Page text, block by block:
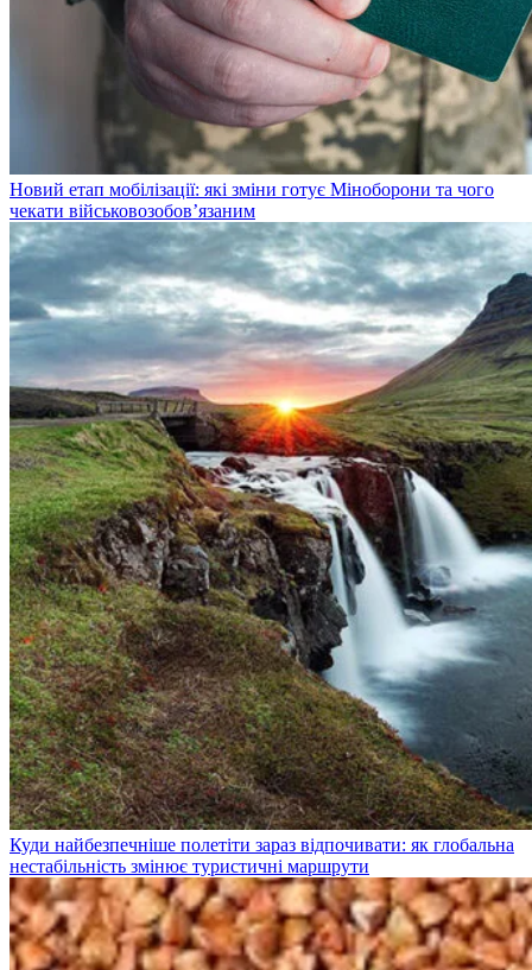
Новий етап мобілізації: які зміни готує Міноборони та чого
чекати військовозобов’язаним
Куди найбезпечніше полетіти зараз відпочивати: як глобальна
нестабільність змінює туристичні маршрути